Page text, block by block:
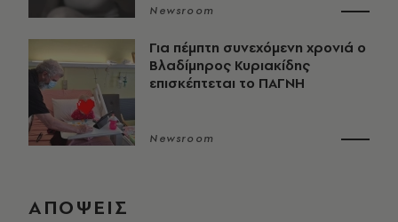
Newsroom
Για πέμπτη συνεχόμενη χρονιά ο
Βλαδίμηρος Κυριακίδης
επισκέπτεται το ΠΑΓΝΗ
Newsroom
ΑΠΟΨΕΙΣ